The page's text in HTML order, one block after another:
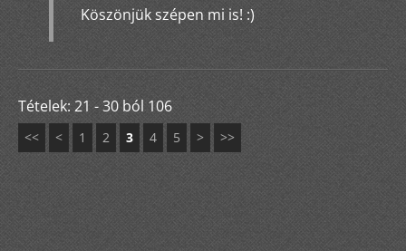
Köszönjük szépen mi is! :)
Tételek: 21 - 30 ból 106
<< < 1 2 3 4 5 > >>